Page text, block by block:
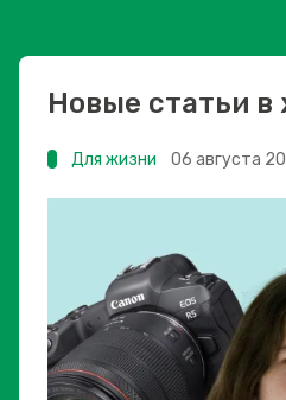
Новые статьи в
Для жизни 06 августа